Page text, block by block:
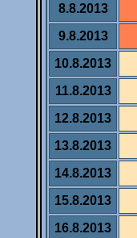
8.8.2013
9.8.2013
10.8.2013
11.8.2013
12.8.2013
13.8.2013
14.8.2013
15.8.2013
16.8.2013